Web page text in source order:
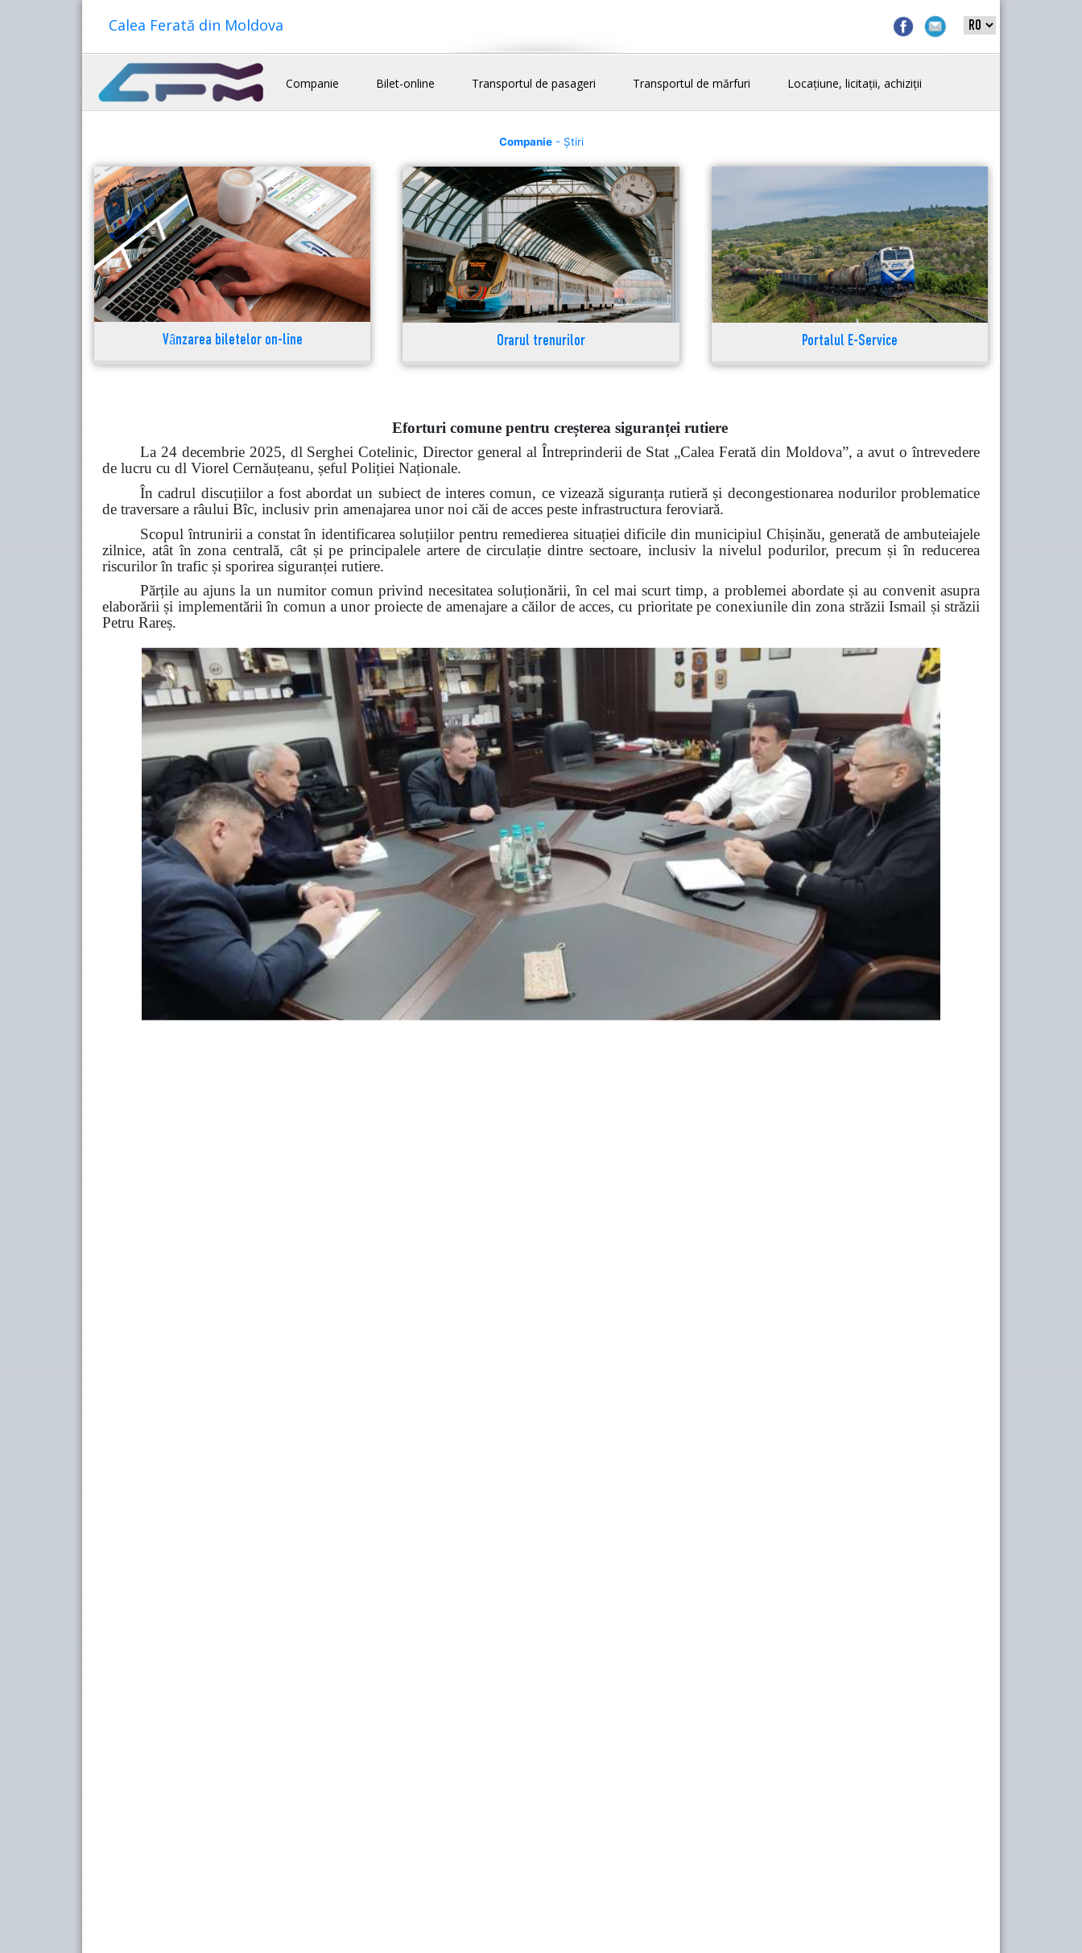
Calea Ferată din Moldova
Companie Bilet-online Transportul de pasageri Transportul de mărfuri Locațiune, licitații, achiziții
Companie- Știri
Vânzarea biletelor on-line Orarul trenurilor Portalul E-Service
Eforturi comune pentru creșterea siguranței rutiere
La 24 decembrie 2025, dl Serghei Cotelinic, Director general al Întreprinderii de Stat „Calea Ferată din Moldova”, a avut o întrevedere
de lucru cu dl Viorel Cernăuțeanu, șeful Poliției Naționale.
În cadrul discuțiilor a fost abordat un subiect de interes comun, ce vizează siguranța rutieră și decongestionarea nodurilor problematice
de traversare a râului Bîc, inclusiv prin amenajarea unor noi căi de acces peste infrastructura feroviară.
Scopul întrunirii a constat în identificarea soluțiilor pentru remedierea situației dificile din municipiul Chișinău, generată de ambuteiajele
zilnice, atât în zona centrală, cât și pe principalele artere de circulație dintre sectoare, inclusiv la nivelul podurilor, precum și în reducerea
riscurilor în trafic și sporirea siguranței rutiere.
Părțile au ajuns la un numitor comun privind necesitatea soluționării, în cel mai scurt timp, a problemei abordate și au convenit asupra
elaborării și implementării în comun a unor proiecte de amenajare a căilor de acces, cu prioritate pe conexiunile din zona străzii Ismail și străzii
Petru Rareș.